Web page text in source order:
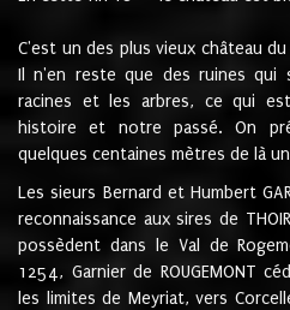
C'est un des plus vieux château
Il n'en reste que des ruines qui
racines et les arbres, ce qui
histoire et notre passé. On
quelques centaines mètres de là
Les sieurs Bernard et Humbert
reconnaissance aux sires de
possèdent dans le Val de
1254, Garnier de ROUGEMONT
les limites de Meyriat, vers